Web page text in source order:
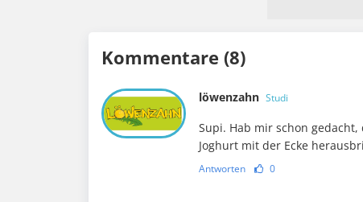
Kommentare (8)
löwenzahn Studi
Supi. Hab mir schon
Joghurt mit der Ecke
Antworten 0